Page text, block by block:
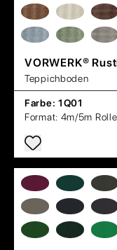
VORWERK®
Teppichboden
Farbe: 1Q01
Format: 4m/5m